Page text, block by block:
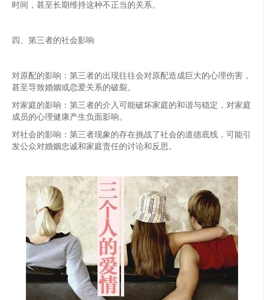
时间，甚至长期维持这种不正当的关系。
四、第三者的社会影响
对原配的影响：第三者的出现往往会对原配造成巨大的心理伤害，
甚至导致婚姻或恋爱关系的破裂。
对家庭的影响：第三者的介入可能破坏家庭的和谐与稳定，对家庭
成员的心理健康产生负面影响。
对社会的影响：第三者现象的存在挑战了社会的道德底线，可能引
发公众对婚姻忠诚和家庭责任的讨论和反思。